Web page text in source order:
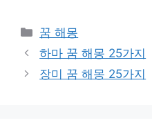
카
테
고
리
꿈 해몽
하마 꿈 해몽 25가지
장미 꿈 해몽 25가지